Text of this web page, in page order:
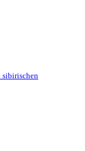
sibirischen